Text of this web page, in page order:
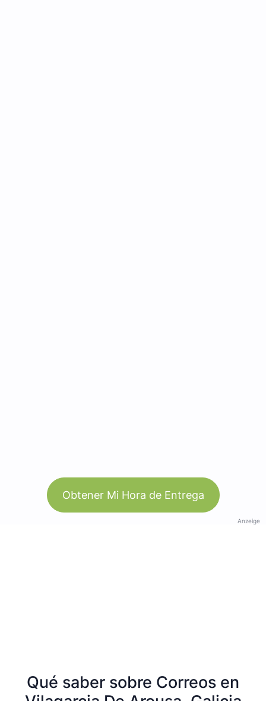
Obtener Mi Hora de Entrega
Anzeige
Qué saber sobre Correos en